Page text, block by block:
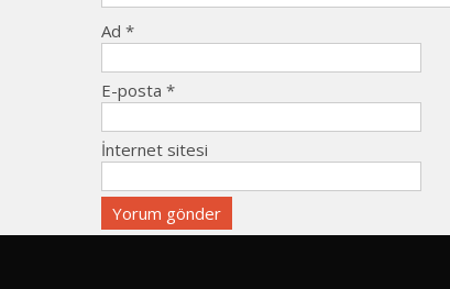
Ad *
E-posta *
İnternet sitesi